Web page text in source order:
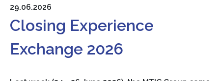
29.06.2026
Closing Experience
Exchange 2026